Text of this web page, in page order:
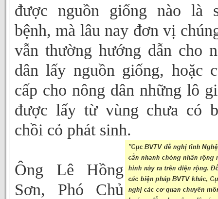
được nguồn giống nào là
bệnh, mà lâu nay đơn vị
vẫn thường hướng dẫn cho
dân lấy nguồn giống, hoặc
cấp cho nông dân những lô
được lấy từ vùng chưa có
chồi cỏ phát sinh.
Ông Lê Hồng
Sơn, Phó Chủ